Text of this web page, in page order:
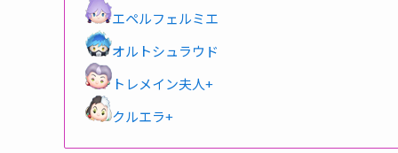
エペルフェルミエ
オルトシュラウド
トレメイン夫人+
クルエラ+